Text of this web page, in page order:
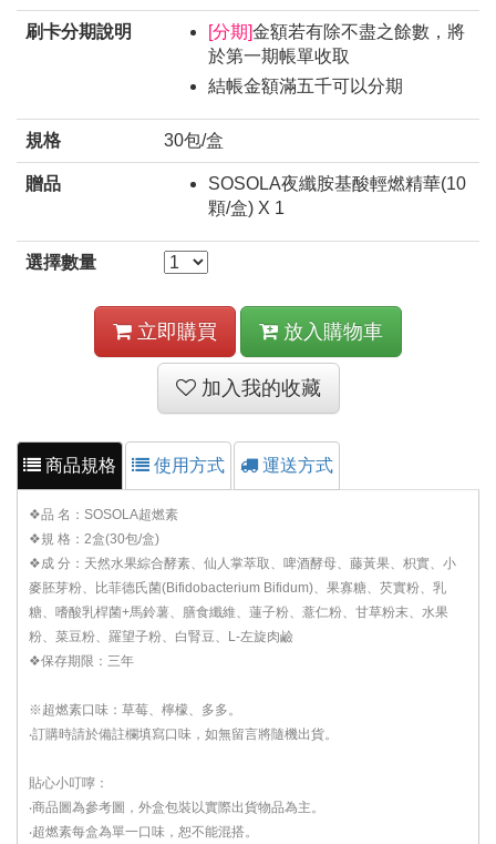
刷卡分期說明 [分期]金額若有除不盡之餘數，將
於第一期帳單收取
結帳金額滿五千可以分期
規格 30包/盒
贈品
SOSOLA夜纖胺基酸輕燃精華(10
顆/盒) X 1
選擇數量
立即購買 放入購物車
加入我的收藏
商品規格 使用方式 運送方式
❖品 名：SOSOLA超燃素
❖規 格：2盒(30包/盒)
❖成 分：天然水果綜合酵素、仙人掌萃取、啤酒酵母、藤黃果、枳實、小
麥胚芽粉、比菲德氏菌(Bifidobacterium Bifidum)、果寡糖、芡實粉、乳
糖、嗜酸乳桿菌+馬鈴薯、膳食纖維、蓮子粉、薏仁粉、甘草粉末、水果
粉、菜豆粉、羅望子粉、白腎豆、L-左旋肉鹼
❖保存期限：三年
※超燃素口味：草莓、檸檬、多多。
‧訂購時請於備註欄填寫口味，如無留言將隨機出貨。
貼心小叮嚀：
‧商品圖為參考圖，外盒包裝以實際出貨物品為主。
‧超燃素每盒為單一口味，恕不能混搭。